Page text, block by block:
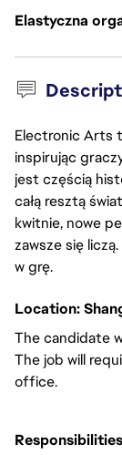
Elastyczna
Electronic Arts
inspirując
jest częścią
całą resztą
kwitnie, nowe
zawsze się
w grę.
Location:
The candidate
The job will
office.